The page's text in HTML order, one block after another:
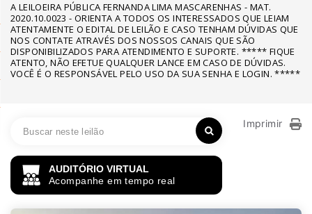
A LEILOEIRA PÚBLICA FERNANDA LIMA MASCARENHAS - MAT.
2020.10.0023 - ORIENTA A TODOS OS INTERESSADOS QUE LEIAM
ATENTAMENTE O EDITAL DE LEILÃO E CASO TENHAM DÚVIDAS QUE
NOS CONTATE ATRAVÉS DOS NOSSOS CANAIS QUE SÃO
DISPONIBILIZADOS PARA ATENDIMENTO E SUPORTE. ***** FIQUE
ATENTO, NÃO EFETUE QUALQUER LANCE EM CASO DE DÚVIDAS.
VOCÊ É O RESPONSÁVEL PELO USO DA SUA SENHA E LOGIN. *****
AUDITÓRIO VIRTUAL
Acompanhe em tempo real
Imprimir